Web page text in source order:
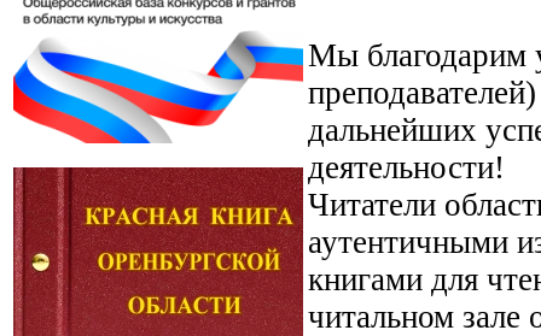
Мы благодарим
дальнейших
деятельности!
Читатели
аутентичными
книгами для
читальном зале